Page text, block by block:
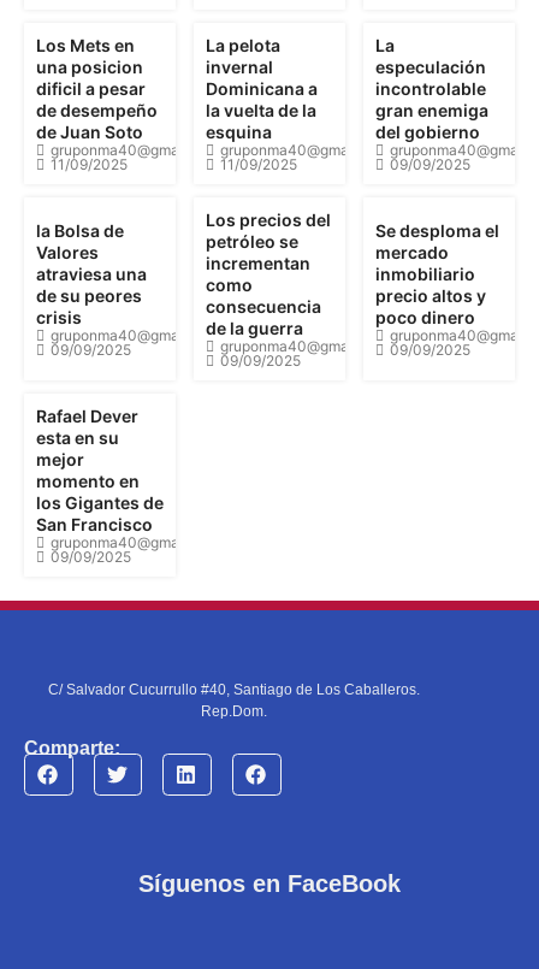
Los Mets en
una posicion
dificil a pesar
de desempeño
de Juan Soto
gruponma40@gmail.com
11/09/2025
La pelota
invernal
Dominicana a
la vuelta de la
esquina
gruponma40@gmail.com
11/09/2025
La
especulación
incontrolable
gran enemiga
del gobierno
09/09/2025
la Bolsa de
Valores
atraviesa una
de su peores
crisis
gruponma40@gmail.com
09/09/2025
Los precios del
petróleo se
incrementan
como
consecuencia
de la guerra
gruponma40@gmail.com
09/09/2025
Se desploma el
mercado
inmobiliario
precio altos y
poco dinero
09/09/2025
Rafael Dever
esta en su
mejor
momento en
los Gigantes de
San Francisco
gruponma40@gmail.com
09/09/2025
C/ Salvador Cucurrullo #40, Santiago de Los Caballeros.
Rep.Dom.
Comparte:
Síguenos en FaceBook